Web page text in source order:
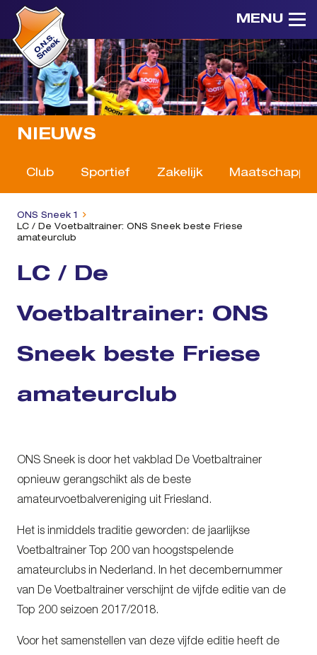
MENU
NIEUWS
Club Sportief Zakelijk
ONS Sneek 1
LC / De Voetbaltrainer: ONS Sneek beste Friese
amateurclub
LC / De
Voetbaltrainer: ONS
Sneek beste Friese
amateurclub
ONS Sneek is door het vakblad De Voetbaltrainer
opnieuw gerangschikt als de beste
amateurvoetbalvereniging uit Friesland.
Het is inmiddels traditie geworden: de jaarlijkse
Voetbaltrainer Top 200 van hoogstspelende
amateurclubs in Nederland. In het decembernummer
van De Voetbaltrainer verschijnt de vijfde editie van de
Top 200 seizoen 2017/2018.
Voor het samenstellen van deze vijfde editie heeft de